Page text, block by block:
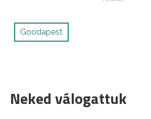
Goodapest
Neked válogattuk